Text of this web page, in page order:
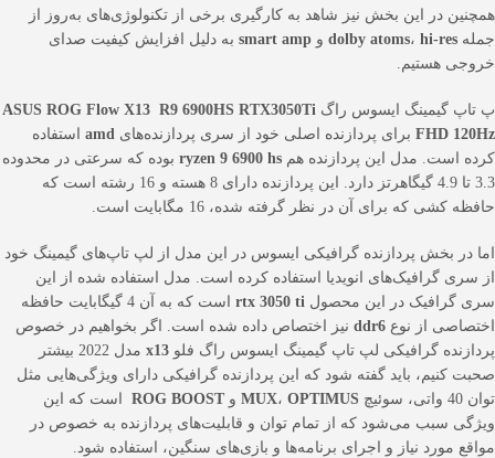
همچنین در این بخش نیز شاهد به کارگیری برخی از تکنولوژی‌های به‌روز از
جمله
dolby atoms، hi-res و smart amp به دلیل افزایش کیفیت صدای
خروجی هستیم.
پ تاپ گیمینگ ایسوس راگ ASUS ROG Flow X13 R9 6900HS RTX3050Ti
FHD 120Hz برای پردازنده اصلی خود از سری پردازنده‌های amd استفاده
کرده است. مدل این پردازنده هم ryzen 9 6900 hs بوده که سرعتی در محدوده
3.3 تا 4.9 گیگاهرتز دارد. این پردازنده دارای 8 هسته و 16 رشته است که
حافظه کشی که برای آن در نظر گرفته شده، 16 مگابایت است.
اما در بخش پردازنده گرافیکی ایسوس در این مدل از لپ تاپ‌های گیمینگ خود
از سری گرافیک‌های انویدیا استفاده کرده است. مدل استفاده شده از این
سری گرافیک در این محصول rtx 3050 ti
است که به آن 4 گیگابایت حافظه
اختصاصی از نوع ddr6 نیز اختصاص داده شده است. اگر بخواهیم در خصوص
پردازنده گرافیکی لپ تاپ گیمینگ ایسوس راگ فلو x13
مدل 2022 بیشتر
صحبت کنیم، باید گفته شود که این پردازنده گرافیکی دارای ویژگی‌هایی مثل
توان 40 واتی، سوئیچ
MUX، OPTIMUS و ROG BOOST است که این
ویژگی سبب می‌شود که از تمام توان و قابلیت‌های پردازنده به خصوص در
مواقع مورد نیاز و اجرای برنامه‌ها و بازی‌های سنگین، استفاده شود.